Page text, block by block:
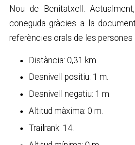
Nou de Benitatxell.
coneguda gràcies a la
referències orals de les persones
Distància: 0,31 km.
Desnivell positiu: 1 m.
Desnivell negatiu: 1 m.
Altitud màxima: 0 m.
Trailrank: 14.